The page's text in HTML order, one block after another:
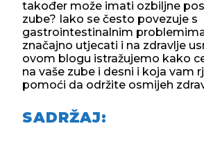
također može imati ozbiljne
zube? Iako se često povezuje s
gastrointestinalnim
značajno utjecati i na zdravlje
ovom blogu istražujemo kako
na vaše zube i desni i koja vam
pomoći da održite osmijeh
SADRŽAJ: